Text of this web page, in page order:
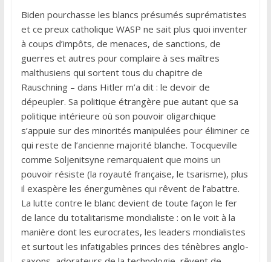
Biden pourchasse les blancs présumés suprématistes
et ce preux catholique WASP ne sait plus quoi inventer
à coups d’impôts, de menaces, de sanctions, de
guerres et autres pour complaire à ses maîtres
malthusiens qui sortent tous du chapitre de
Rauschning – dans Hitler m’a dit : le devoir de
dépeupler. Sa politique étrangère pue autant que sa
politique intérieure où son pouvoir oligarchique
s’appuie sur des minorités manipulées pour éliminer ce
qui reste de l’ancienne majorité blanche. Tocqueville
comme Soljenitsyne remarquaient que moins un
pouvoir résiste (la royauté française, le tsarisme), plus
il exaspère les énergumènes qui rêvent de l’abattre.
La lutte contre le blanc devient de toute façon le fer
de lance du totalitarisme mondialiste : on le voit à la
manière dont les eurocrates, les leaders mondialistes
et surtout les infatigables princes des ténèbres anglo-